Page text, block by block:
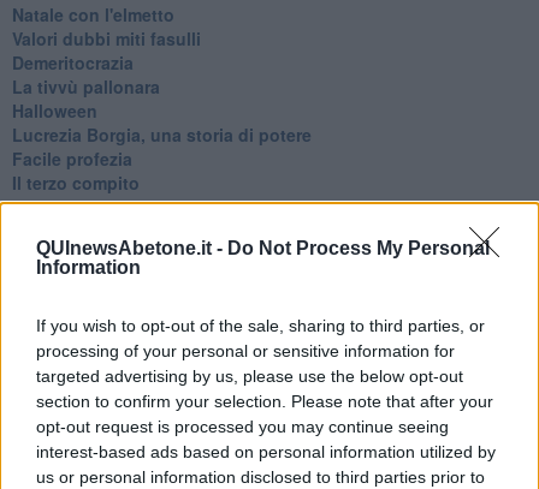
QUInewsAbetone.it - Do Not Process My Personal
Information
If you wish to opt-out of the sale, sharing to third parties, or
processing of your personal or sensitive information for
targeted advertising by us, please use the below opt-out
section to confirm your selection. Please note that after your
opt-out request is processed you may continue seeing
interest-based ads based on personal information utilized by
us or personal information disclosed to third parties prior to
Natale con l'elmetto
Valori dubbi miti fasulli
Demeritocrazia
La tivvù pallonara
Halloween
​Lucrezia Borgia, una storia di potere
Facile profezia
Il terzo compito
L'abiura di Galileo
La guerricciola delle due rose
La truffa all'anziano
La repressione sessuale per sentito dire
Diseducazione televisiva e inerzia della politica
Foto storica
Esequie solenni
Nostalgia del sangue blu
Teste calde
Non avere e non essere